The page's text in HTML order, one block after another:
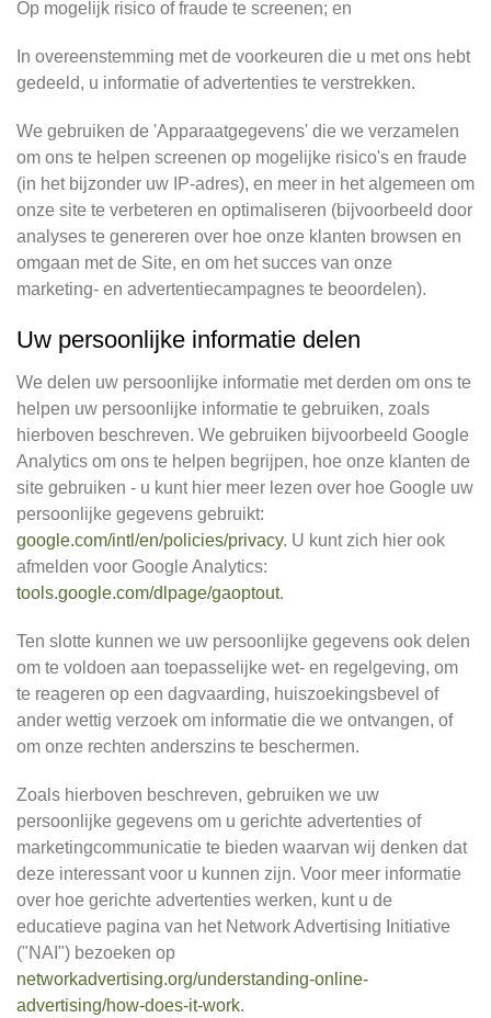
Op mogelijk risico of fraude te screenen; en
In overeenstemming met de voorkeuren die u met ons hebt
gedeeld, u informatie of advertenties te verstrekken.
We gebruiken de 'Apparaatgegevens' die we verzamelen
om ons te helpen screenen op mogelijke risico's en fraude
(in het bijzonder uw IP-adres), en meer in het algemeen om
onze site te verbeteren en optimaliseren (bijvoorbeeld door
analyses te genereren over hoe onze klanten browsen en
omgaan met de Site, en om het succes van onze
marketing- en advertentiecampagnes te beoordelen).
Uw persoonlijke informatie delen
We delen uw persoonlijke informatie met derden om ons te
helpen uw persoonlijke informatie te gebruiken, zoals
hierboven beschreven. We gebruiken bijvoorbeeld Google
Analytics om ons te helpen begrijpen, hoe onze klanten de
site gebruiken - u kunt hier meer lezen over hoe Google uw
persoonlijke gegevens gebruikt:
google.com/intl/en/policies/privacy. U kunt zich hier ook
afmelden voor Google Analytics:
tools.google.com/dlpage/gaoptout.
Ten slotte kunnen we uw persoonlijke gegevens ook delen
om te voldoen aan toepasselijke wet- en regelgeving, om
te reageren op een dagvaarding, huiszoekingsbevel of
ander wettig verzoek om informatie die we ontvangen, of
om onze rechten anderszins te beschermen.
Zoals hierboven beschreven, gebruiken we uw
persoonlijke gegevens om u gerichte advertenties of
marketingcommunicatie te bieden waarvan wij denken dat
deze interessant voor u kunnen zijn. Voor meer informatie
over hoe gerichte advertenties werken, kunt u de
educatieve pagina van het Network Advertising Initiative
("NAI") bezoeken op
networkadvertising.org/understanding-online-
advertising/how-does-it-work.